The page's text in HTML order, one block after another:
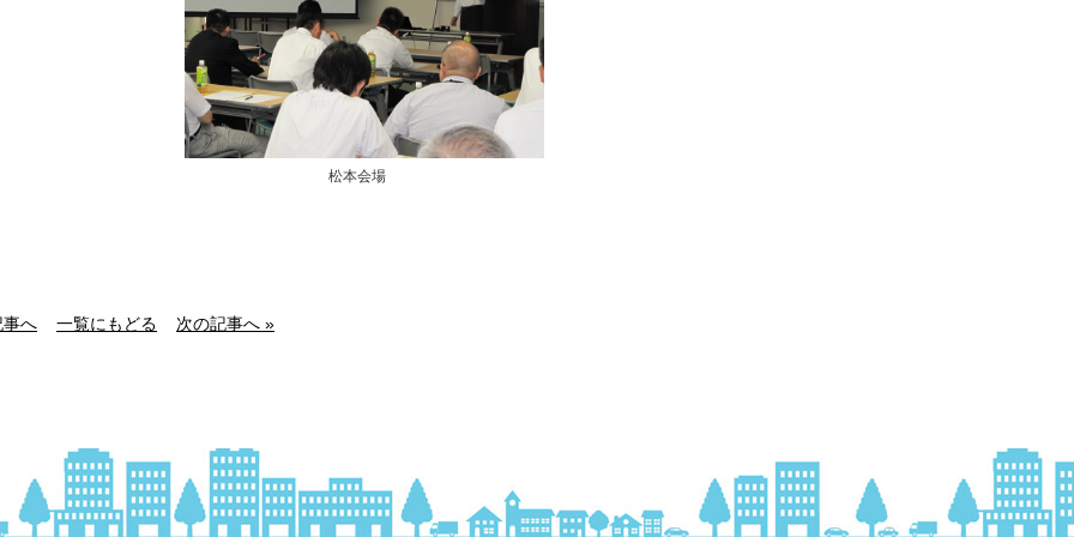
松本会場
へ 一覧にもどる 次の記事へ »